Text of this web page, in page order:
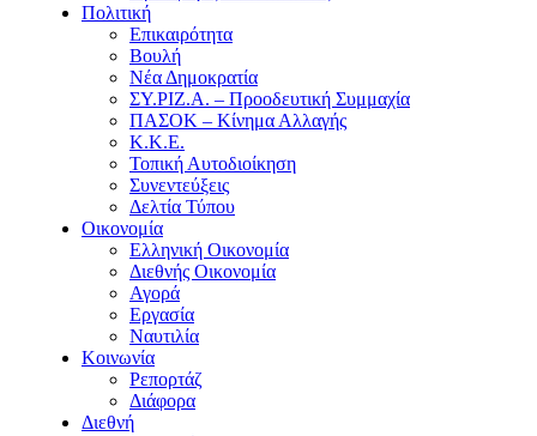
Πολιτική
Επικαιρότητα
Βουλή
Νέα Δημοκρατία
ΣΥ.ΡΙΖ.Α. – Προοδευτική Συμμαχία
ΠΑΣΟΚ – Κίνημα Αλλαγής
Κ.Κ.Ε.
Τοπική Αυτοδιοίκηση
Συνεντεύξεις
Δελτία Τύπου
Οικονομία
Ελληνική Οικονομία
Διεθνής Οικονομία
Αγορά
Εργασία
Ναυτιλία
Κοινωνία
Ρεπορτάζ
Διάφορα
Διεθνή